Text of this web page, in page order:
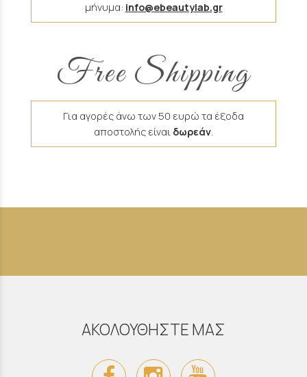
μήνυμα: info@ebeautylab.gr
Free Shipping
Για αγορές άνω των 50 ευρώ τα έξοδα
αποστολής είναι δωρεάν.
ΑΚΟΛΟΥΘΗΣΤΕ ΜΑΣ